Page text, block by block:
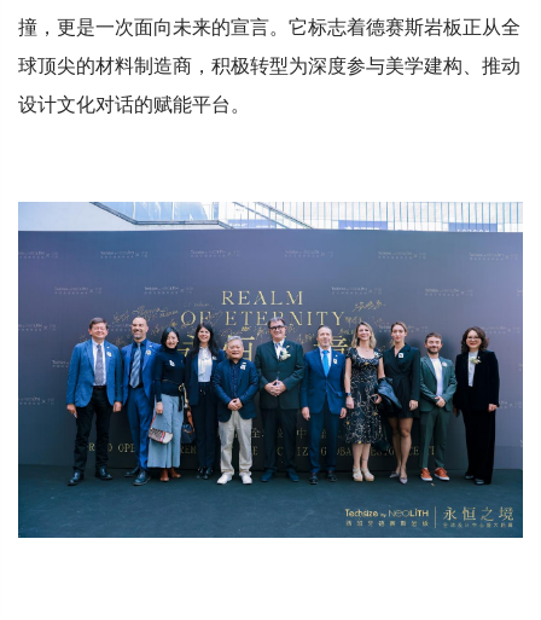
撞，更是一次面向未来的宣言。它标志着德赛斯岩板正从全
球顶尖的材料制造商，积极转型为深度参与美学建构、推动
设计文化对话的赋能平台。